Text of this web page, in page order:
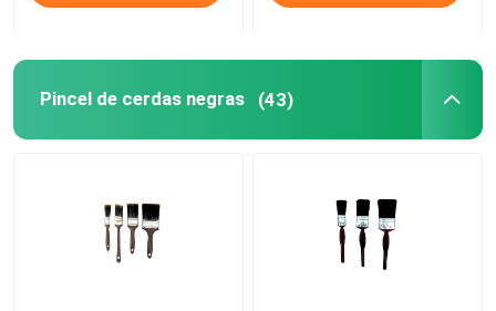
Rodillo de pintura de microfibra
bolsos de la tela no tejida
Pincel de cerdas negras (43)